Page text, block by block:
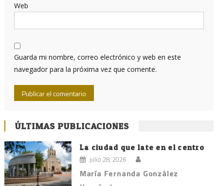
Web
Guarda mi nombre, correo electrónico y web en este
navegador para la próxima vez que comente.
ÚLTIMAS PUBLICACIONES
La ciudad que late en el centro
julio 28, 2026
María Fernanda González